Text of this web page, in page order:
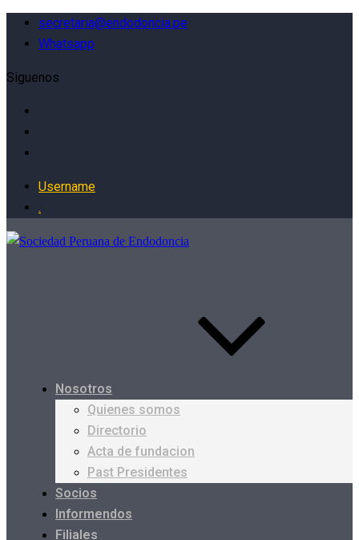
secretaria@endodoncia.pe
Whatsapp
Siguenos
Username
.
Nosotros
Quienes somos
Directorio
Acta de fundacion
Past Presidentes
Socios
Informendos
Filiales